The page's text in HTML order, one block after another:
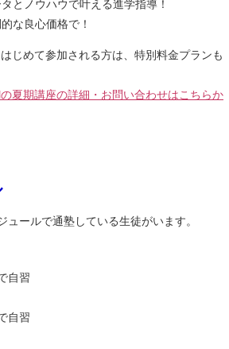
とノウハウで叶える進学指導！
な良心価格で！​
じめて参加される方は、特別料金プランも
夏期講座の詳細・お問い合わせはこちらか
ュールで通塾している生徒がいます。
自習
自習